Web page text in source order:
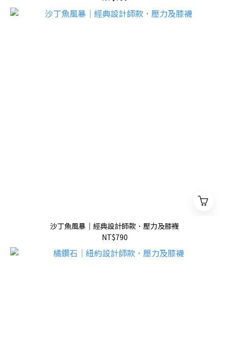
沙丁魚風暴｜經典設計師款．壓力及膝襪
NT$790